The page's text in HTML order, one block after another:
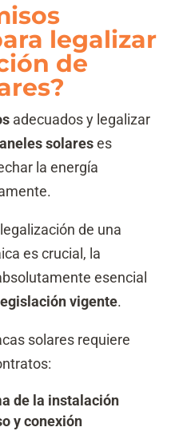
legalizar
de
adecuados y legalizar
solareses
la energía
de una
es crucial, la
esencial
legislación vigente.
solares requiere
de la instalación
y conexión